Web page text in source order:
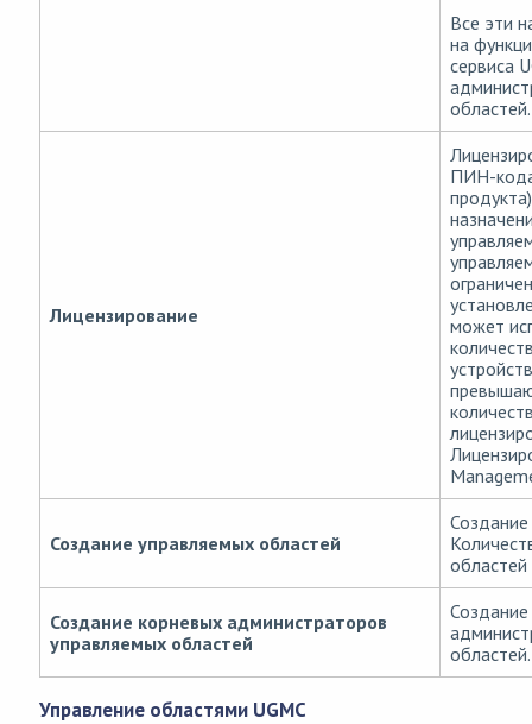
Все эти
на
сервиса
областей.
Лицензирование
ПИН-кода
может
Создание управляемых областей
областей
Создание корневых администраторов
управляемых областей
областей.
Управление областями UGMC